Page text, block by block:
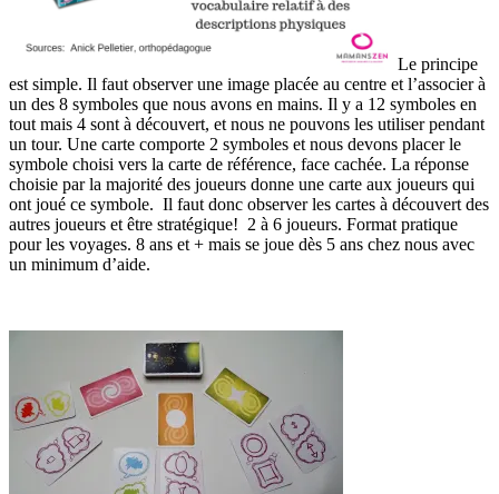
Le principe
est simple. Il faut observer une image placée au centre et l’associer à
un des 8 symboles que nous avons en mains. Il y a 12 symboles en
tout mais 4 sont à découvert, et nous ne pouvons les utiliser pendant
un tour. Une carte comporte 2 symboles et nous devons placer le
symbole choisi vers la carte de référence, face cachée. La réponse
choisie par la majorité des joueurs donne une carte aux joueurs qui
ont joué ce symbole. Il faut donc observer les cartes à découvert des
autres joueurs et être stratégique! 2 à 6 joueurs. Format pratique
pour les voyages. 8 ans et + mais se joue dès 5 ans chez nous avec
un minimum d’aide.